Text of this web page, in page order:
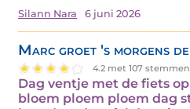
Silann Nara 6 juni 2026
Marc groet 's morgens
4.2 met 107 stemmen
Dag ventje met de fiets
bloem ploem ploem dag